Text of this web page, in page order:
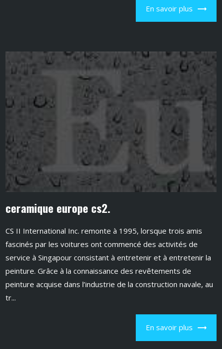
En savoir plus
ceramique europe cs2.
CS II International Inc. remonte à 1995, lorsque trois amis
fascinés par les voitures ont commencé des activités de
service à Singapour consistant à entretenir et à entretenir la
peinture. Grâce à la connaissance des revêtements de
peinture acquise dans l’industrie de la construction navale, au
tr...
En savoir plus